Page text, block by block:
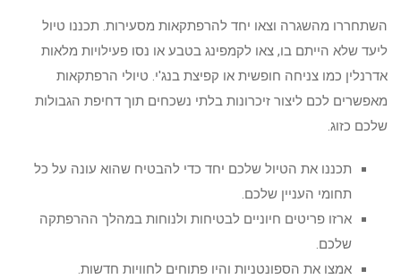
השתחררו מהשגרה וצאו יחד להרפתקאות מסעירות. תכננו טיול
ליעד שלא הייתם בו, צאו לקמפינג בטבע או נסו פעילויות מלאות
אדרנלין כמו צניחה חופשית או קפיצת בנג'י. טיולי הרפתקאות
מאפשרים לכם ליצור זיכרונות בלתי נשכחים תוך דחיפת הגבולות
שלכם כזוג.
תכננו את הטיול שלכם יחד כדי להבטיח שהוא עונה על כל
תחומי העניין שלכם.
ארזו פריטים חיוניים לבטיחות ולנוחות במהלך ההרפתקה
שלכם.
אמצו את הספונטניות והיו פתוחים לחוויות חדשות.